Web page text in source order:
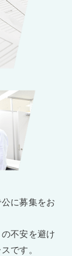
に募集をお
不安を避け
です。